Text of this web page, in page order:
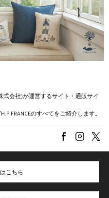
式会社)が運営するサイト・通販サイ
のすべてをご紹介します。
こちら